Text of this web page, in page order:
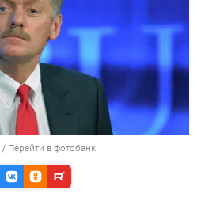
/ Перейти в фотобанк